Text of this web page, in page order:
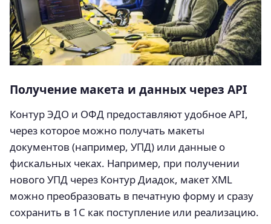
Получение макета и данных через API
Контур ЭДО и ОФД предоставляют удобное API,
через которое можно получать макеты
документов (например, УПД) или данные о
фискальных чеках. Например, при получении
нового УПД через Контур Диадок, макет XML
можно преобразовать в печатную форму и сразу
сохранить в 1С как поступление или реализацию.